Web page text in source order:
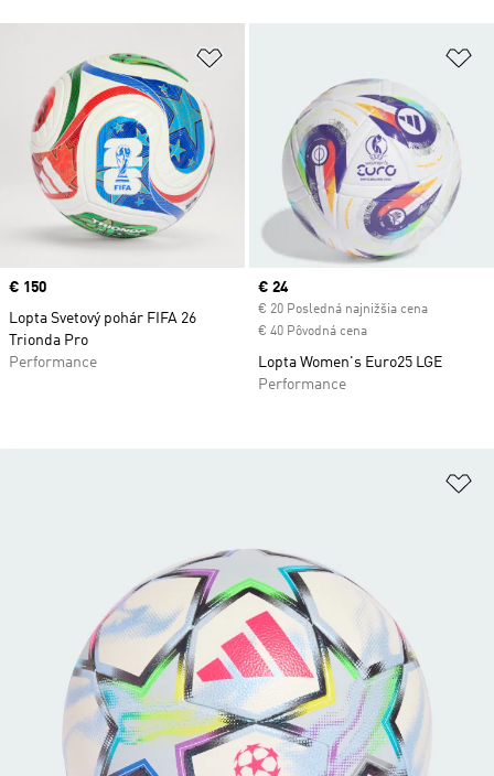
Pridať do zoznamu želaných
Price
€ 150
Lopta Svetový pohár FIFA 26
Trionda Pro
Performance
Current price
€ 24
€ 20 Posledná najnižšia cena
€ 40 Pôvodná cena
Lopta Women's Euro25 LGE
Performance